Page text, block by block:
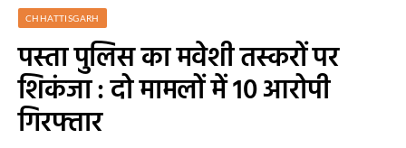
CHHATTISGARH
पस्ता पुलिस का मवेशी तस्करों पर
शिकंजा : दो मामलों में 10 आरोपी
गिरफ्तार